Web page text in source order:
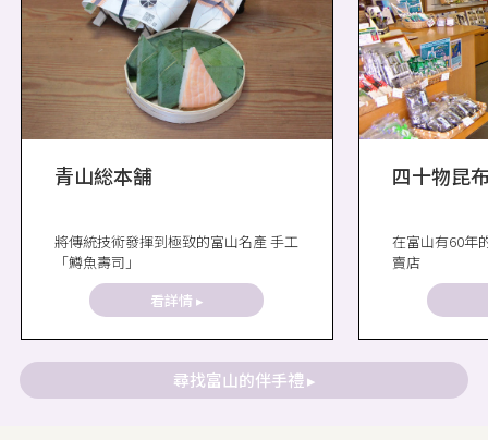
青山総本舗
將傳統技術發揮到極致的富山名產 手工
「鱒魚壽司」
看詳情 ▸
四十物昆
在富山有60年
賣店
尋找富山的伴手禮 ▸